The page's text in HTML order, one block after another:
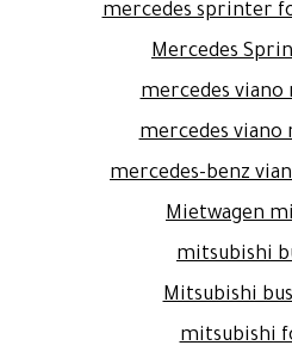
mercedes sprinter
Mercedes
mercedes viano
mercedes viano
mercedes-benz
Mietwagen
mitsubishi
Mitsubishi
mitsubishi